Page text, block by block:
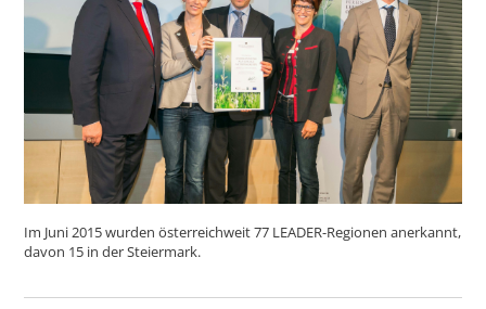
Im Juni 2015 wurden österreichweit 77 LEADER-Regionen anerkannt,
davon 15 in der Steiermark.